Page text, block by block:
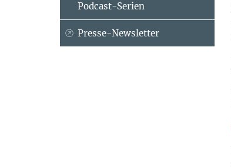
Podcast-Serien
Presse-Newsletter